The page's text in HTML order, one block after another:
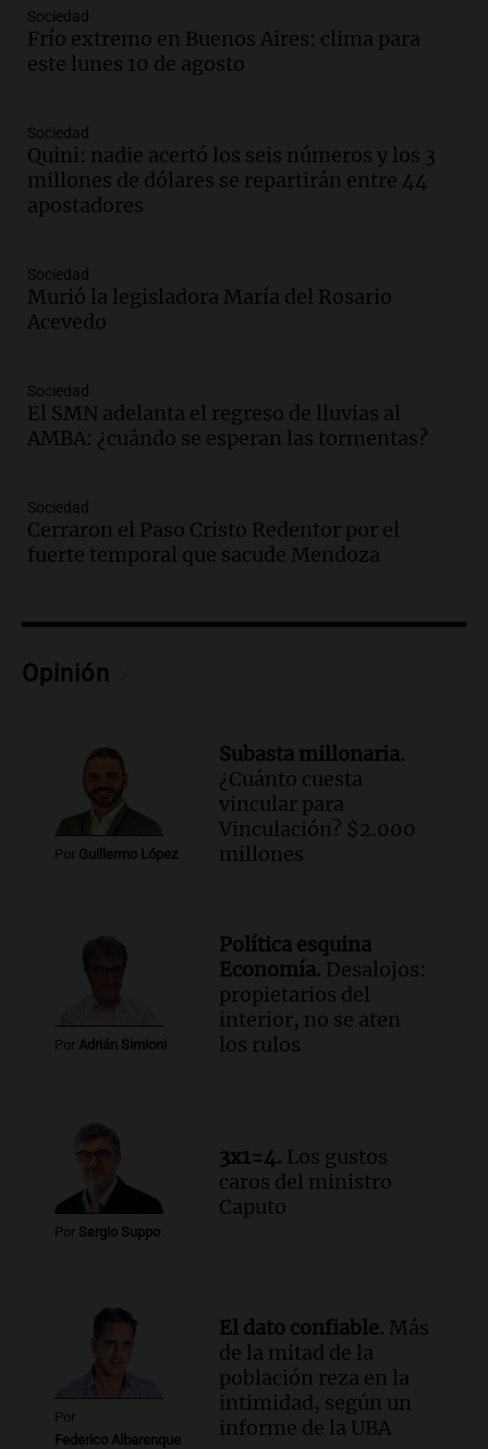
Episodios
Audio.Suspenden descuento en SUBE y
aumentan tarifas del SUBTE en Buenos
Episodios
Audio.Kicillof critica la desregulación
financiera y el aumento de la morosidad
Episodios
Audio.La UNT evalúa apelación ante la
Corte Suprema tras fallo que aparta a
Episodios
Audio.El cardenal Ángel Rossi advirtió
Santa Misa
Episodios
Audio.La Bulaya se prepara para el cierre
participación de miles de visitantes
Episodios
fenómeno del Niño
Panorama Federal
Episodios
Audio.
Una mujer de 40 años muere en
un accidente en la Ruta 321 cerca de
Audio.El Tesoro Nacional captura 12
billones de pesos y genera excedente de
liquidez de 4 billones
Panorama Federal
según San Ignacio de Loyola
Panorama Federal
Episodios
Audio.Tormentas y filtraciones: "El
agua entra por donde menos
Episodios
Sociedad
Frío extremo en Buenos Aires: clima para
este lunes 10 de agosto
Sociedad
Quini: nadie acertó los seis números y los 3
millones de dólares se repartirán entre 44
apostadores
Sociedad
Murió la legisladora María del Rosario
Acevedo
Sociedad
El SMN adelanta el regreso de lluvias al
AMBA: ¿cuándo se esperan las tormentas?
Sociedad
Cerraron el Paso Cristo Redentor por el
fuerte temporal que sacude Mendoza
Opinión
Por Guillermo López
Subasta millonaria.
¿Cuánto cuesta
vincular para
Vinculación? $2.000
millones
Por Adrián Simioni
Política esquina
Economía. Desalojos:
propietarios del
interior, no se aten
los rulos
Por Sergio Suppo
3x1=4. Los gustos
caros del ministro
Caputo
Por
Federico Albarenque
El dato confiable. Más
de la mitad de la
población reza en la
intimidad, según un
informe de la UBA